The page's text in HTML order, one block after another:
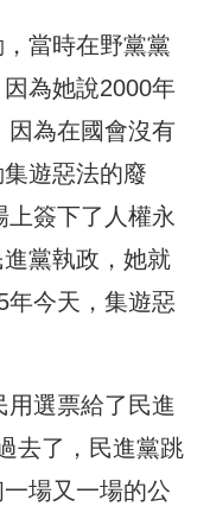
當時在野黨黨
為她說2000年
因為在國會沒有
遊惡法的廢
上簽下了人權永
黨執政，她就
年今天，集遊惡
選票給了民進
去了，民進黨跳
場又一場的公